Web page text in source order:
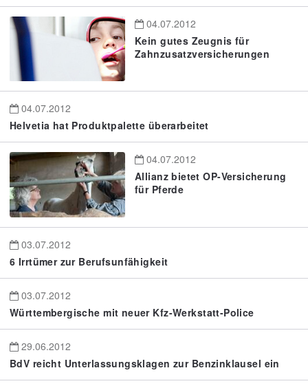
04.07.2012
Kein gutes Zeugnis für
Zahnzusatzversicherungen
04.07.2012
Helvetia hat Produktpalette überarbeitet
04.07.2012
Allianz bietet OP-Versicherung
für Pferde
03.07.2012
6 Irrtümer zur Berufsunfähigkeit
03.07.2012
Württembergische mit neuer Kfz-Werkstatt-Police
29.06.2012
BdV reicht Unterlassungsklagen zur Benzinklausel ein